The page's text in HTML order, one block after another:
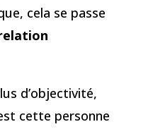
cela se passe
d’objectivité,
cette personne